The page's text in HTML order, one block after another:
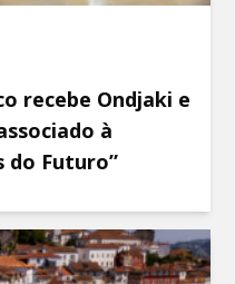
recebe Ondjaki e
à
do Futuro”